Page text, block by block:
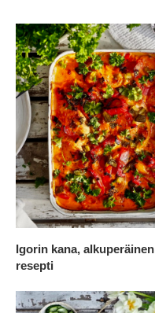
Igorin kana, alkuperäinen
resepti